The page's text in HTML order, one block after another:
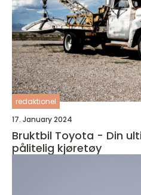
redaktionel
17. January 2024
Bruktbil Toyota - Din
pålitelig kjøretøy